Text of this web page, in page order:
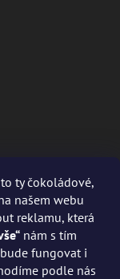
ty čokoládové,
našem webu
reklamu, která
nám s tím
fungovat i
podle nás